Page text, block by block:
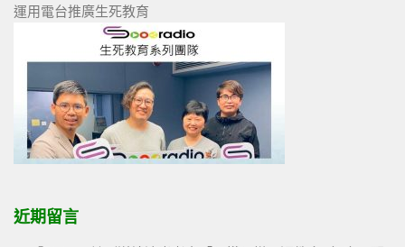
運用電台推廣生死教育
近期留言